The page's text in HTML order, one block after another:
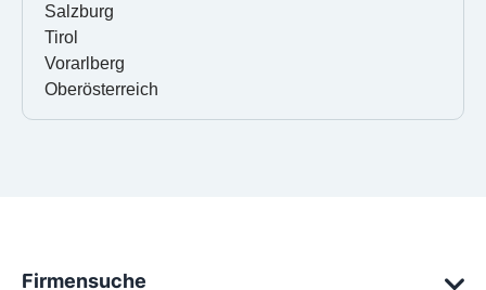
Salzburg
Tirol
Vorarlberg
Oberösterreich
Firmensuche